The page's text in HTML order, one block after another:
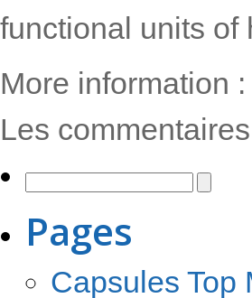
functional units of
More information :
Les
Pages
Capsules Top